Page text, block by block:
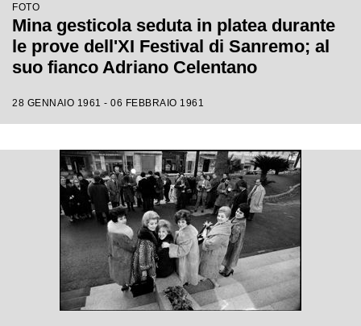
FOTO
Mina gesticola seduta in platea durante
le prove dell'XI Festival di Sanremo; al
suo fianco Adriano Celentano
28 GENNAIO 1961 - 06 FEBBRAIO 1961